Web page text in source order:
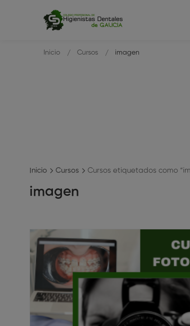
Inicio Cursos imagen
Inicio Cursos Cursos etiquetados como
imagen